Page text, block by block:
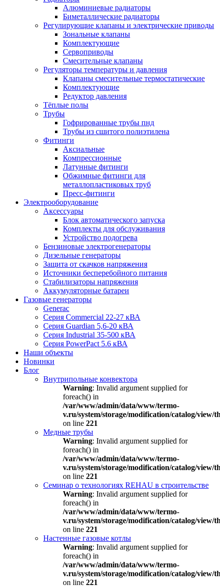
Алюминиевые радиаторы
Биметаллические радиаторы
Регулирующие клапаны и электрические приводы
Зональные клапаны
Комплектующие
Сервоприводы
Смесительные клапаны
Регуляторы температуры и давления
Клапаны смесительные термостатические
Комплектующие
Редуктор давления
Тёплые полы
Трубы
Гофрированные трубы пнд
Трубы из сшитого полиэтилена
Фитинги
Аксиальные
Компрессионные
Латунные фитинги
Обжимные фитинги для
металлопластиковых труб
Пресс-фитинги
Электрооборудование
Аксессуары
Блок автоматического запуска
Комплекты для обслуживания
Устройство подогрева
Бензиновые электрогенераторы
Дизельные генераторы
Защита от скачков напряжения
Источники бесперебойного питания
Стабилизаторы напряжения
Аккумуляторные батареи
Газовые генераторы
Generac
Серия Commercial 22-27 кВА
Серия Guardian 5,6-20 кВА
Серия Industrial 35-500 кВА
Серия PowerPact 5.6 кВА
Наши объекты
Новинки
Блог
Внутрипольные конвектора
Warning: Invalid argument supplied for
foreach() in
/var/www/admin/data/www/termo-
v.ru/system/storage/modification/catalog/view/
on line 221
Медные трубы
Warning: Invalid argument supplied for
foreach() in
/var/www/admin/data/www/termo-
v.ru/system/storage/modification/catalog/view/
on line 221
Семинар о технологиях REHAU в строительстве
Warning: Invalid argument supplied for
foreach() in
/var/www/admin/data/www/termo-
v.ru/system/storage/modification/catalog/view/
on line 221
Настенные газовые котлы
Warning: Invalid argument supplied for
foreach() in
/var/www/admin/data/www/termo-
v.ru/system/storage/modification/catalog/view/
on line 221